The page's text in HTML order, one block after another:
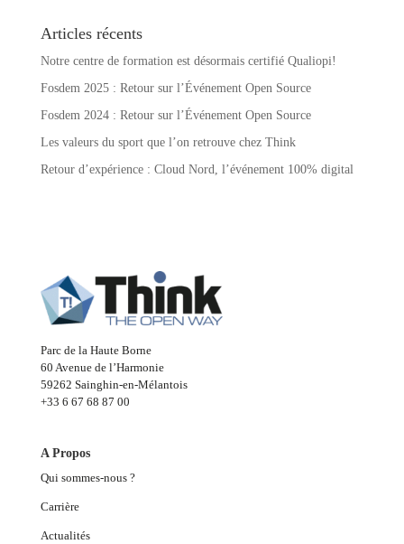
Articles récents
Notre centre de formation est désormais certifié Qualiopi!
Fosdem 2025 : Retour sur l’Événement Open Source
Fosdem 2024 : Retour sur l’Événement Open Source
Les valeurs du sport que l’on retrouve chez Think
Retour d’expérience : Cloud Nord, l’événement 100% digital
Parc de la Haute Borne
60 Avenue de l’Harmonie
59262 Sainghin-en-Mélantois
+33 6 67 68 87 00
A Propos
Qui sommes-nous ?
Carrière
Actualités